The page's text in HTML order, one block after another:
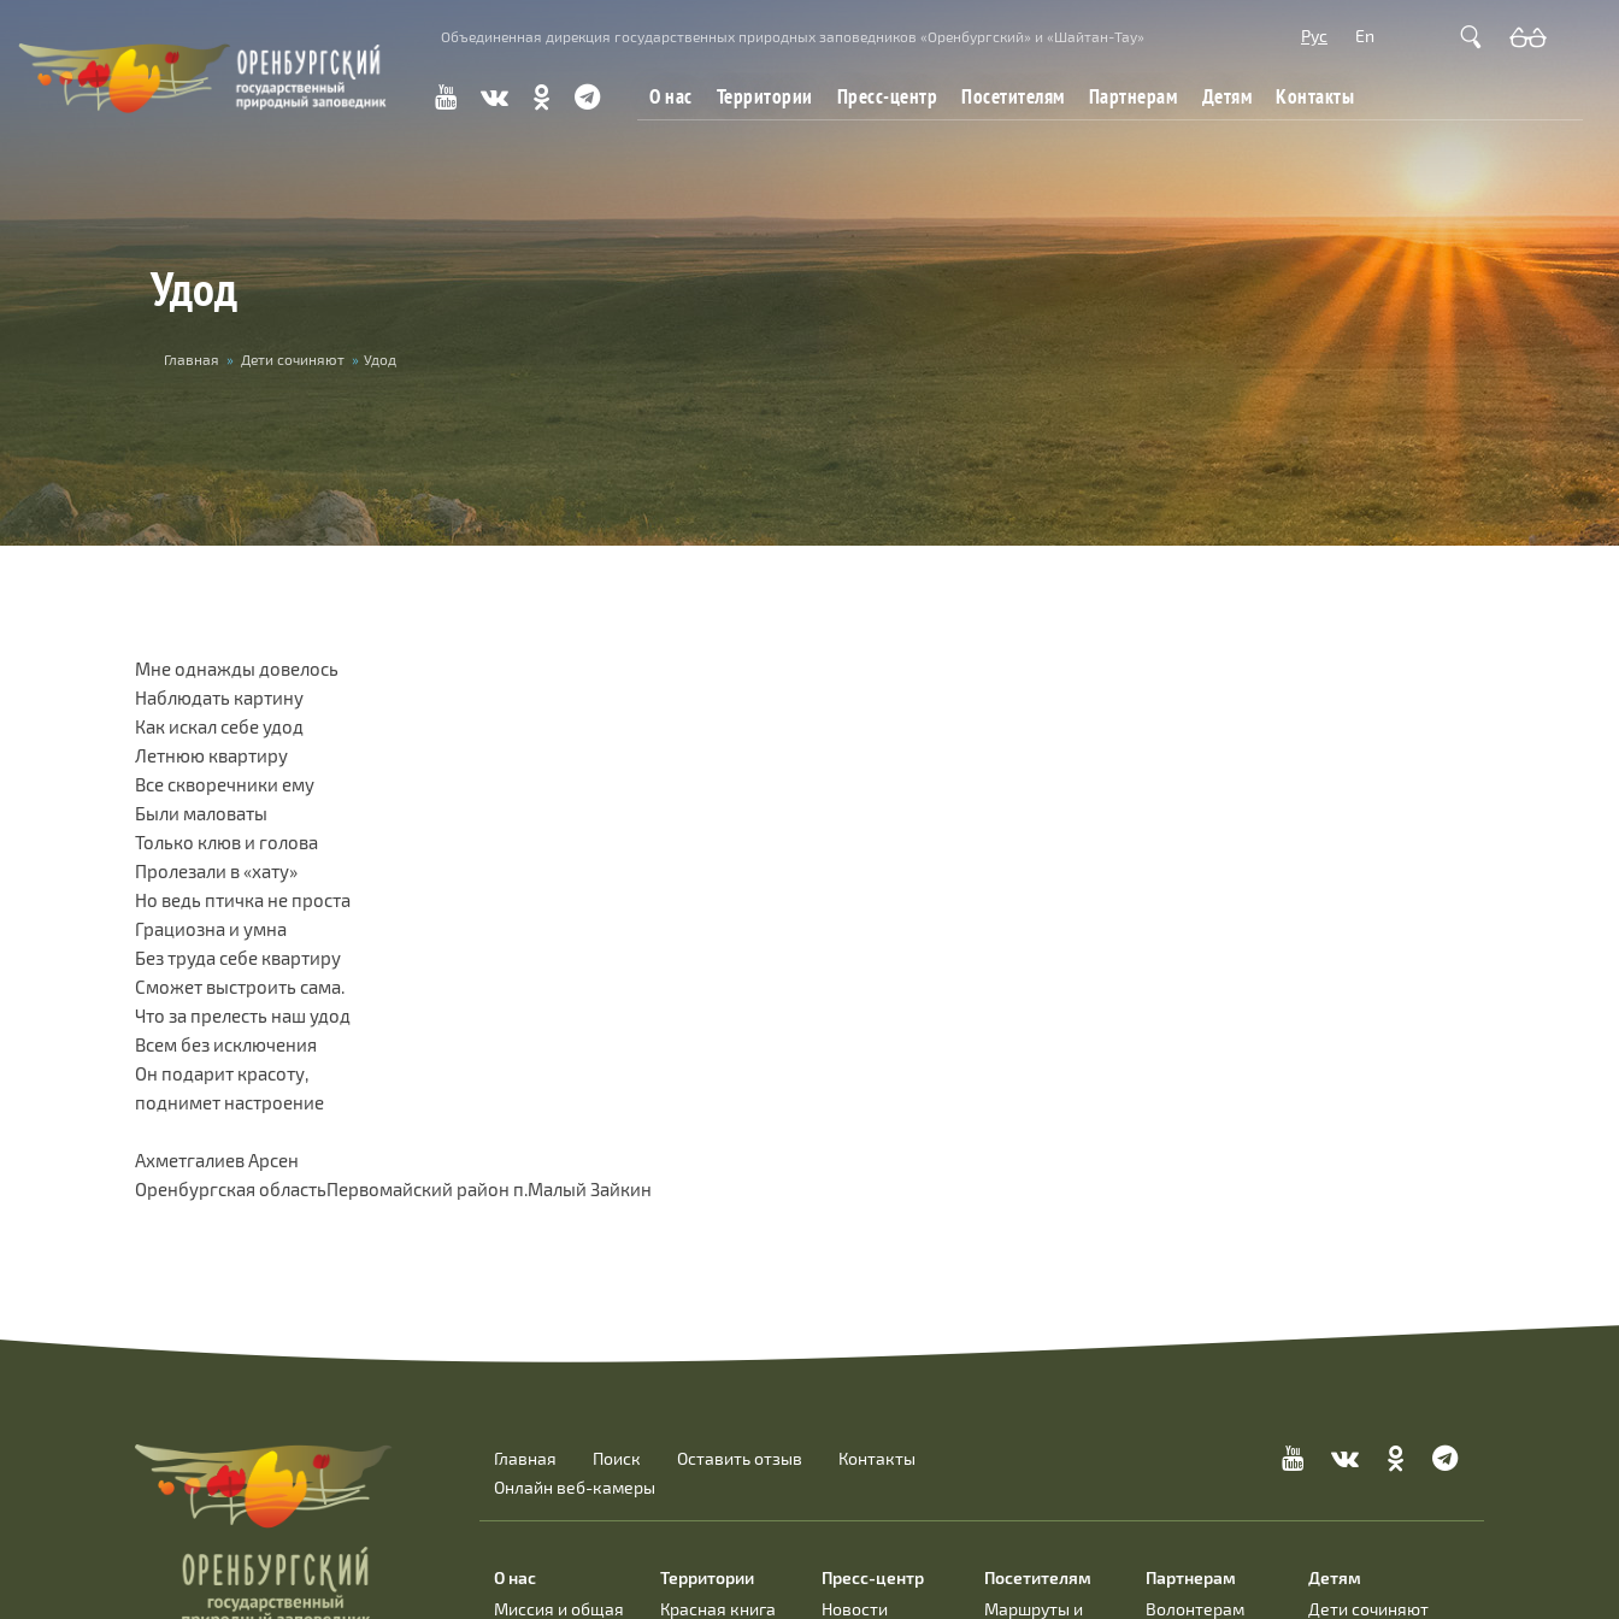
Объединенная дирекция государственных природных заповедников «Оренбургский» и «Шайтан-Тау» Рус En
О нас Территории Пресс-центр Посетителям Партнерам Детям Контакты
Удод
Вы здесь
Главная » Дети сочиняют » Удод
Мне однажды довелось
Наблюдать картину
Как искал себе удод
Летнюю квартиру
Все скворечники ему
Были маловаты
Только клюв и голова
Пролезали в «хату»
Но ведь птичка не проста
Грациозна и умна
Без труда себе квартиру
Сможет выстроить сама.
Что за прелесть наш удод
Всем без исключения
Он подарит красоту,
поднимет настроение
Ахметгалиев Арсен
Оренбургская областьПервомайский район п.Малый Зайкин
Главная Поиск Оставить отзыв
Контакты
Онлайн веб-камеры
О нас
Миссия и общая
Территории
Красная книга
Пресс-центр
Новости
Посетителям
Маршруты и
Партнерам
Волонтерам
Детям
Дети сочиняют